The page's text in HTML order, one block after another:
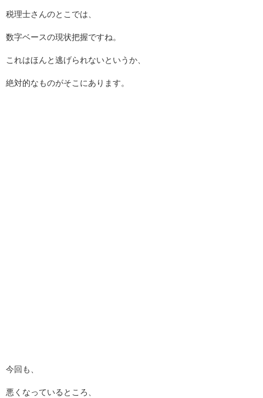
税理士さんのとこでは、
数字ベースの現状把握ですね。
これはほんと逃げられないというか、
絶対的なものがそこにあります。
今回も、
悪くなっているところ、